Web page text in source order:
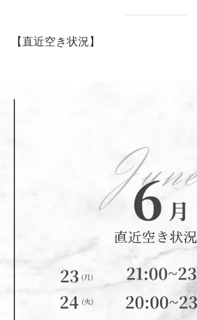
【直近空き状況】